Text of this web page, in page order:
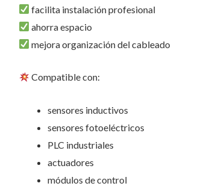
facilita instalación profesional
ahorra espacio
mejora organización del cableado
Compatible con:
sensores inductivos
sensores fotoeléctricos
PLC industriales
actuadores
módulos de control